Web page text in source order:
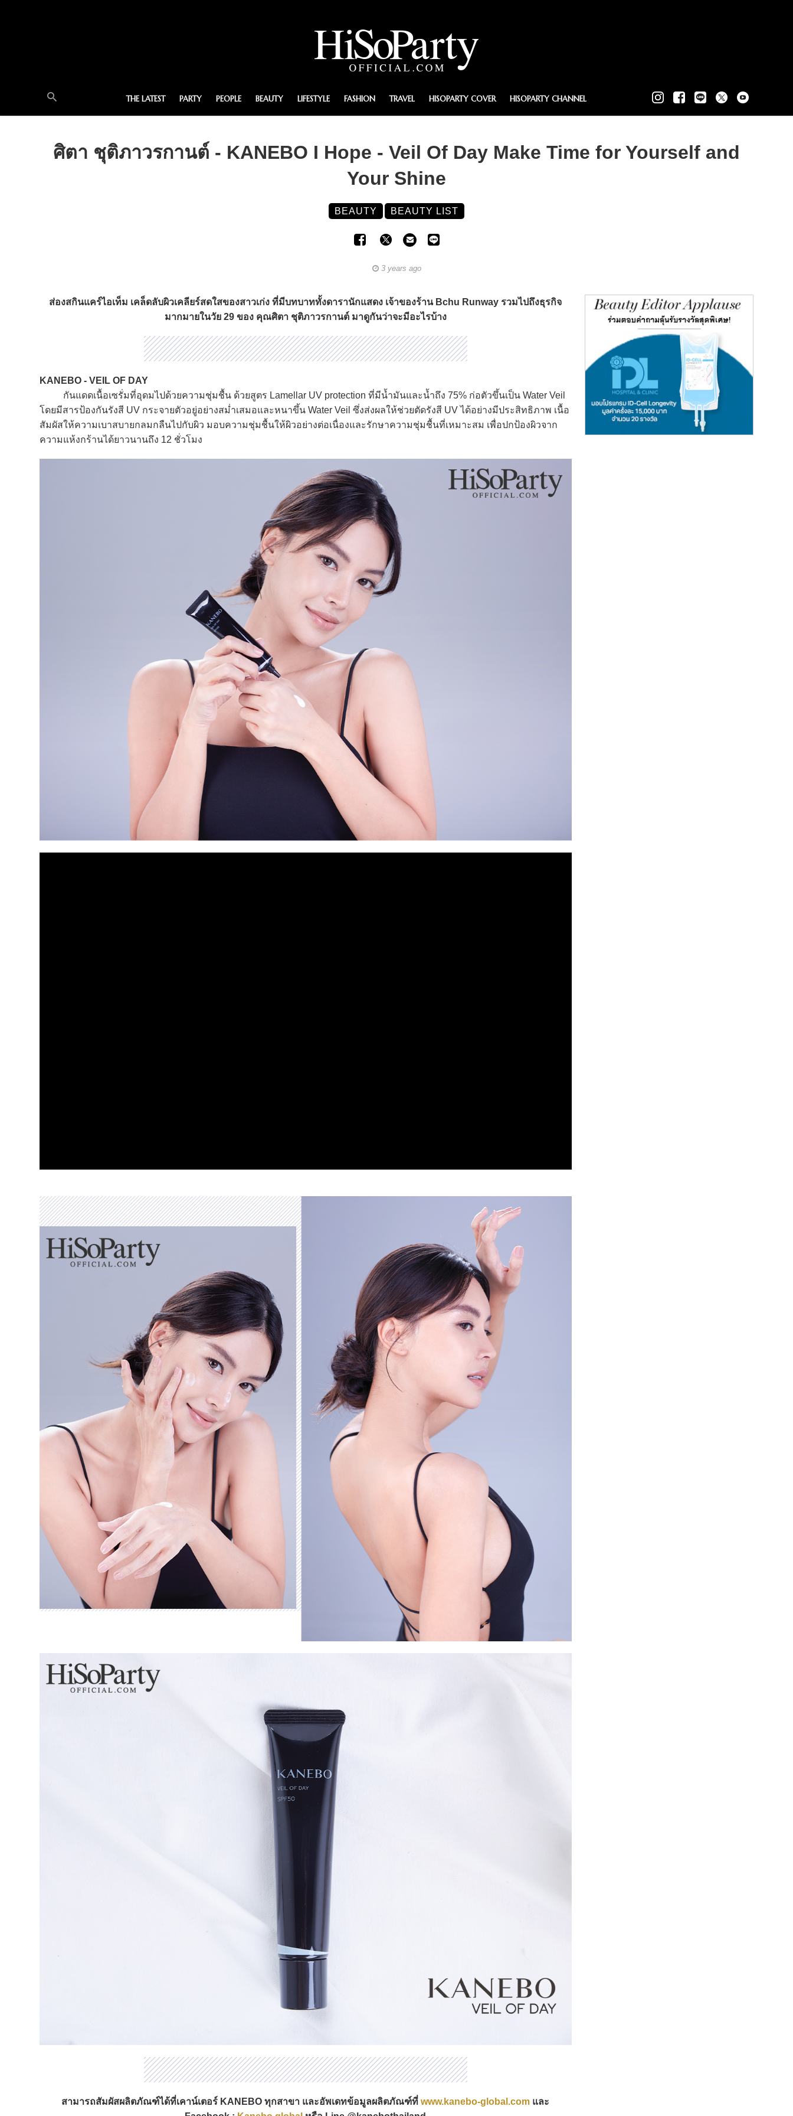
THE LATEST PARTY PEOPLE BEAUTY LIFESTYLE FASHION TRAVEL HISOPARTY COVER HISOPARTY CHANNEL
ศิตา ชุติภาวรกานต์ - KANEBO I Hope - Veil Of Day Make Time for Yourself and
Your Shine
BEAUTY BEAUTY LIST
3 years ago
ส่องสกินแคร์ไอเท็ม เคล็ดลับผิวเคลียร์สดใสของสาวเก่ง ที่มีบทบาททั้งดารานักแสดง เจ้าของร้าน Bchu Runway รวมไปถึงธุรกิจ
มากมายในวัย 29 ของ คุณศิตา ชุติภาวรกานต์ มาดูกันว่าจะมีอะไรบ้าง
KANEBO - VEIL OF DAY
กันแดดเนื้อเซรั่มที่อุดมไปด้วยความชุ่มชื้น ด้วยสูตร Lamellar UV protection ที่มีน้ำมันและน้ำถึง 75% ก่อตัวขึ้นเป็น Water Veil
โดยมีสารป้องกันรังสี UV กระจายตัวอยู่อย่างสม่ำเสมอและหนาขึ้น Water Veil ซึ่งส่งผลให้ช่วยตัดรังสี UV ได้อย่างมีประสิทธิภาพ เนื้อ
สัมผัสให้ความเบาสบายกลมกลืนไปกับผิว มอบความชุ่มชื้นให้ผิวอย่างต่อเนื่องและรักษาความชุ่มชื้นที่เหมาะสม เพื่อปกป้องผิวจาก
ความแห้งกร้านได้ยาวนานถึง 12 ชั่วโมง
สามารถสัมผัสผลิตภัณฑ์ได้ที่เคาน์เตอร์ KANEBO ทุกสาขา และอัพเดทข้อมูลผลิตภัณฑ์ที่www.kanebo-global.com และ